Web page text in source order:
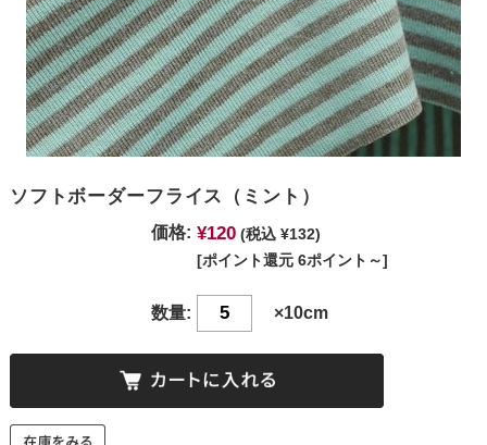
ソフトボーダーフライス（ミント）
価格: ¥120 (税込 ¥132)
[ポイント還元 6ポイント～]
数量: ×10cm